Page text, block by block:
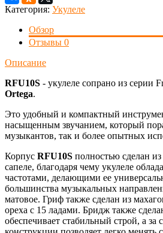
Категория: Укулеле
Обзор
Отзывы 0
Описание
RFU10S - укулеле сопрано из серии
Ortega.
Это удобный и компактный
насыщенным звучанием, который
музыкантов, так и более опытных
Корпус RFU10S полностью сделан
сапеле, благодаря чему укулеле
частотами, делающими ее
большинства музыкальных
матовое. Гриф также сделан из
ореха с 15 ладами. Бридж также
обеспечивает стабильный строй, а за